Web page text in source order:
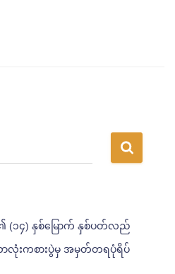
၏ (၁၄) နှစ်မြောက် နှစ်ပတ်လည်
လုံးကစားပွဲမှ အမှတ်တရပုံရိပ်